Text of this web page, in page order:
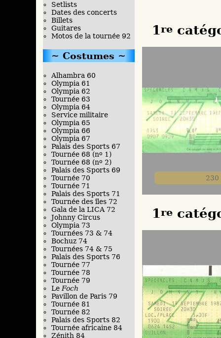
1 re
230
1 re
Setlists
Dates des concerts
Billets
Guitares
Motos de la tournée 92
Costumes
Alhambra 60
Olympia 61
Olympia 62
Tournée 63
Olympia 64
Service militaire
Olympia 65
Olympia 66
Olympia 67
Palais des Sports 67
Tournée 68 (no 1)
Tournée 68 (no 2)
Palais des Sports 69
Tournée 70
Tournée 71
Palais des Sports 71
Tournée des îles 72
Gala de la LICA 72
Johnny Circus
Olympia 73
Tournées 73 & 74
Bochuz 74
Tournées 74 & 75
Palais des Sports 76
Tournée 77
Tournée 78
Tournée 79
Le Foch
Pavillon de Paris 79
Tournée 81
Tournée 82
Palais des Sports 82
Tournée africaine 84
Zénith 84